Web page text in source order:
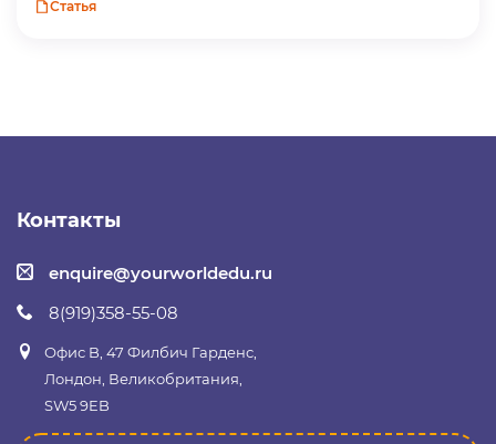
Статья
Контакты
enquire@yourworldedu.ru
8(919)358-55-08
Офис B, 47 Филбич Гарденс,
Лондон, Великобритания,
SW5 9EB